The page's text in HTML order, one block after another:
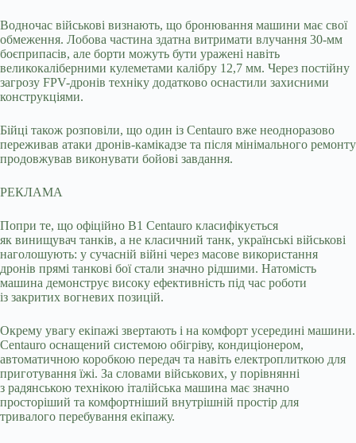
Водночас військові визнають, що бронювання машини має свої
обмеження. Лобова частина здатна витримати влучання 30-мм
боєприпасів, але борти можуть бути уражені навіть
великокаліберними кулеметами калібру 12,7 мм. Через постійну
загрозу FPV-дронів техніку додатково оснастили захисними
конструкціями.
Бійці також розповіли, що один із Centauro вже неодноразово
переживав атаки дронів-камікадзе та після мінімального ремонту
продовжував виконувати бойові завдання.
РЕКЛАМА
Попри те, що офіційно B1 Centauro класифікується
як винищувач танків, а не класичний танк, українські військові
наголошують: у сучасній війні через масове використання
дронів прямі танкові бої стали значно рідшими. Натомість
машина демонструє високу ефективність під час роботи
із закритих вогневих позицій.
Окрему увагу екіпажі звертають і на комфорт усередині машини.
Centauro оснащений системою обігріву, кондиціонером,
автоматичною коробкою передач та навіть електроплиткою для
приготування їжі. За словами військових, у порівнянні
з радянською технікою італійська машина має значно
просторіший та комфортніший внутрішній простір для
тривалого перебування екіпажу.